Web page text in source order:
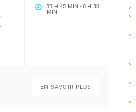
11 H 45 MIN - 0 H 30
MIN
EN SAVOIR PLUS